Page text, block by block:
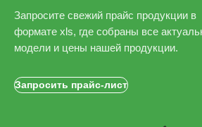
Запросите свежий прайс продукции в
формате xls, где собраны все
модели и цены нашей продукции.
Запросить прайс-лист